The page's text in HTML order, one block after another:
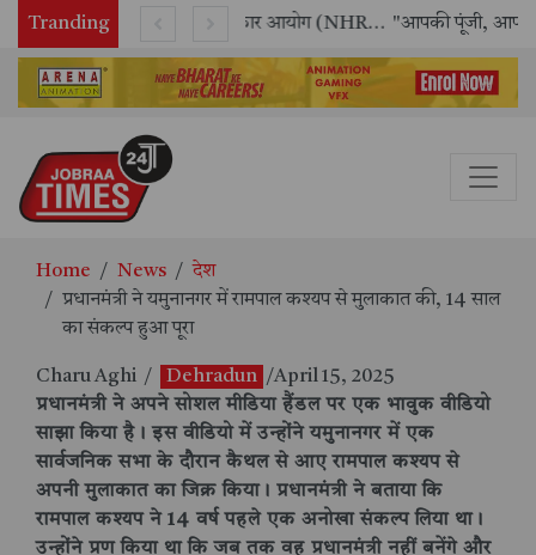
Tranding "आपकी पूंजी, आपका अधिकार" अभियान का भव्य शुभारंभ
Home News
देश
प्रधानमंत्री ने यमुनानगर में रामपाल कश्यप से मुलाकात की, 14 साल
का संकल्प हुआ पूरा
Charu Aghi / Dehradun /April 15, 2025
प्रधानमंत्री ने अपने सोशल मीडिया हैंडल पर एक भावुक वीडियो
साझा किया है। इस वीडियो में उन्होंने यमुनानगर में एक
सार्वजनिक सभा के दौरान कैथल से आए रामपाल कश्यप से
अपनी मुलाकात का जिक्र किया। प्रधानमंत्री ने बताया कि
रामपाल कश्यप ने 14 वर्ष पहले एक अनोखा संकल्प लिया था।
उन्होंने प्रण किया था कि जब तक वह प्रधानमंत्री नहीं बनेंगे और